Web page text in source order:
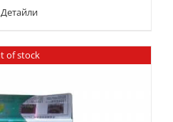
Детайли
of stock